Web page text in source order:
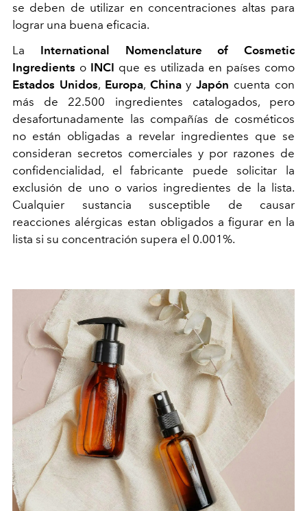
se deben de utilizar en concentraciones altas para
lograr una buena eficacia.
La International Nomenclature of Cosmetic
Ingredients o INCI que es utilizada en países como
Estados Unidos, Europa, ChinayJapón cuenta con
más de 22.500 ingredientes catalogados, pero
desafortunadamente las compañías de cosméticos
no están obligadas a revelar ingredientes que se
consideran secretos comerciales y por razones de
confidencialidad, el fabricante puede solicitar la
exclusión de uno o varios ingredientes de la lista.
Cualquier sustancia susceptible de causar
reacciones alérgicas estan obligados a figurar en la
lista si su concentración supera el 0.001%.